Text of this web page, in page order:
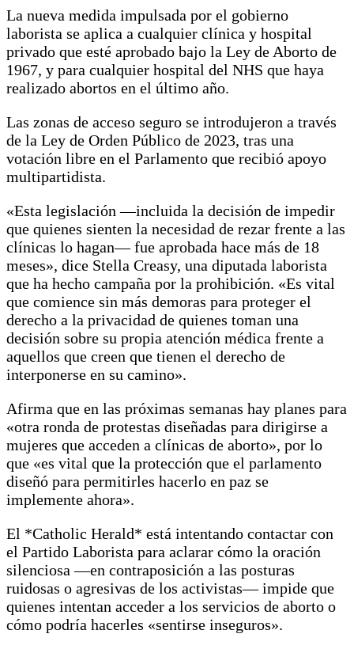
La nueva medida impulsada por el gobierno
laborista se aplica a cualquier clínica y hospital
privado que esté aprobado bajo la Ley de Aborto de
1967, y para cualquier hospital del NHS que haya
realizado abortos en el último año.
Las zonas de acceso seguro se introdujeron a través
de la Ley de Orden Público de 2023, tras una
votación libre en el Parlamento que recibió apoyo
multipartidista.
«Esta legislación —incluida la decisión de impedir
que quienes sienten la necesidad de rezar frente a las
clínicas lo hagan— fue aprobada hace más de 18
meses», dice Stella Creasy, una diputada laborista
que ha hecho campaña por la prohibición. «Es vital
que comience sin más demoras para proteger el
derecho a la privacidad de quienes toman una
decisión sobre su propia atención médica frente a
aquellos que creen que tienen el derecho de
interponerse en su camino».
Afirma que en las próximas semanas hay planes para
«otra ronda de protestas diseñadas para dirigirse a
mujeres que acceden a clínicas de aborto», por lo
que «es vital que la protección que el parlamento
diseñó para permitirles hacerlo en paz se
implemente ahora».
El *Catholic Herald* está intentando contactar con
el Partido Laborista para aclarar cómo la oración
silenciosa —en contraposición a las posturas
ruidosas o agresivas de los activistas— impide que
quienes intentan acceder a los servicios de aborto o
cómo podría hacerles «sentirse inseguros».